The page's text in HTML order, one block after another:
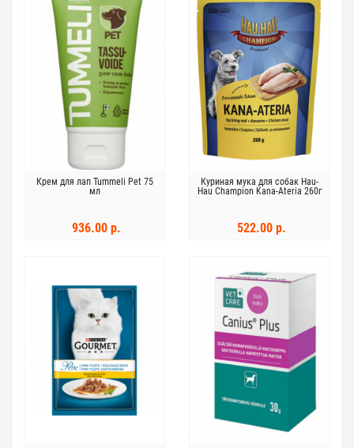
Крем для лап Tummeli Pet 75
мл
936.00 р.
Куриная мука для собак Hau-
Hau Champion Kana-Ateria 260г
522.00 р.